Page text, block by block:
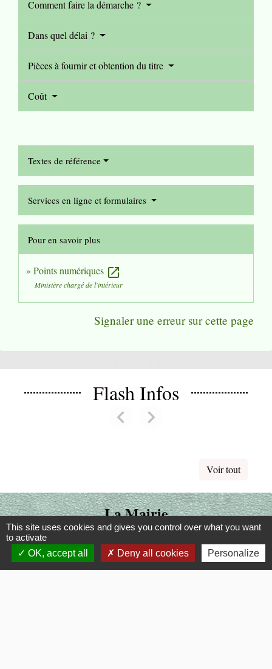
Comment faire la démarche ?
Dans quel délai ?
Pièces à fournir et obtention du titre
Coût
Textes de référence
Services en ligne et formulaires
Pour en savoir plus
Points numériques open_in_new
Ministère chargé de l'intérieur
Signaler une erreur sur cette page
Flash Infos
chevron_leftPrevious
chevron_rightNext
Voir tout
La Mairie
Commune de Fouquerolles
2, Grande Rue
60510 Fouquerolles - FRANCE
This site uses cookies and gives you control over what you want
to activate
OK, accept all
Deny all cookies Personalize